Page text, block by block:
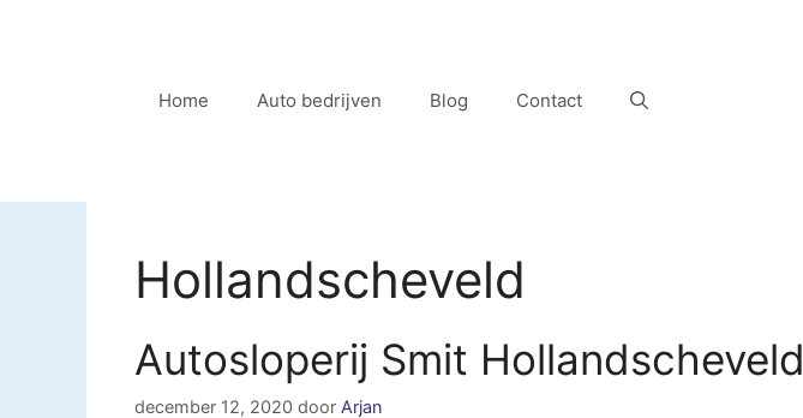
Home Auto bedrijven Blog Contact
Hollandscheveld
Autosloperij Smit Hollandscheveld
december 12, 2020 door Arjan